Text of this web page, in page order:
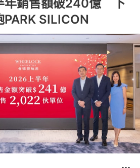
年銷售額破240億 下
SILICON